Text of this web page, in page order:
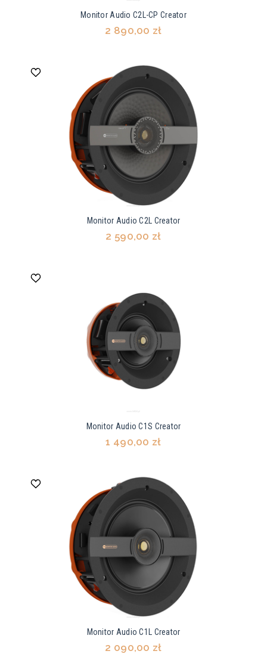
Monitor Audio C2L-CP Creator
2 890,00 zł
Monitor Audio C2L Creator
2 590,00 zł
Monitor Audio C1S Creator
1 490,00 zł
Monitor Audio C1L Creator
2 090,00 zł